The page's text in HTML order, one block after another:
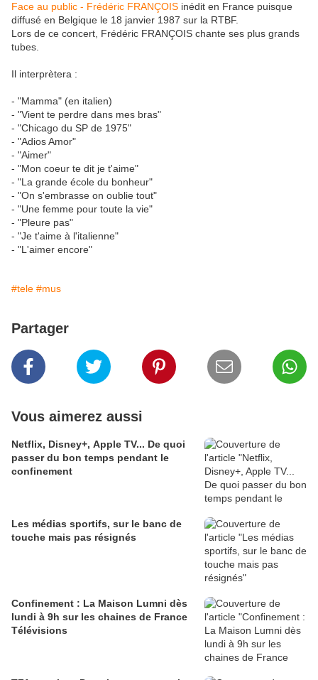
Face au public - Frédéric FRANÇOIS inédit en France puisque
diffusé en Belgique le 18 janvier 1987 sur la RTBF.
Lors de ce concert, Frédéric FRANÇOIS chante ses plus grands
tubes.
Il interprètera :
- "Mamma" (en italien)
- "Vient te perdre dans mes bras"
- "Chicago du SP de 1975"
- "Adios Amor"
- "Aimer"
- "Mon coeur te dit je t'aime"
- "La grande école du bonheur"
- "On s'embrasse on oublie tout"
- "Une femme pour toute la vie"
- "Pleure pas"
- "Je t'aime à l'italienne"
- "L'aimer encore"
#tele #mus
Partager
Vous aimerez aussi
Netflix, Disney+, Apple TV... De quoi
passer du bon temps pendant le
confinement
Les médias sportifs, sur le banc de
touche mais pas résignés
Confinement : La Maison Lumni dès
lundi à 9h sur les chaines de France
Télévisions